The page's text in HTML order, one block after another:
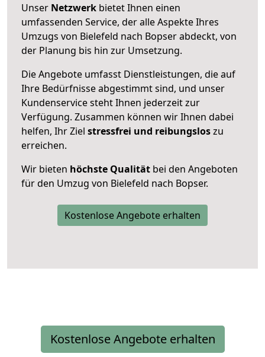
Unser Netzwerk bietet Ihnen einen
umfassenden Service, der alle Aspekte Ihres
Umzugs von Bielefeld nach Bopser abdeckt, von
der Planung bis hin zur Umsetzung.
Die Angebote umfasst Dienstleistungen, die auf
Ihre Bedürfnisse abgestimmt sind, und unser
Kundenservice steht Ihnen jederzeit zur
Verfügung. Zusammen können wir Ihnen dabei
helfen, Ihr Ziel stressfrei und reibungsloszu
erreichen.
Wir bieten höchste Qualität bei den Angeboten
für den Umzug von Bielefeld nach Bopser.
Kostenlose Angebote erhalten
Kostenlose Angebote erhalten